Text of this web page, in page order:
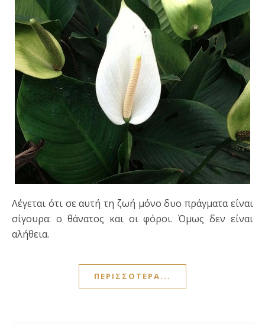
Λέγεται ότι σε αυτή τη ζωή μόνο δυο πράγματα είναι
σίγουρα: ο θάνατος και οι φόροι. Όμως δεν είναι
αλήθεια.
ΠΕΡΙΣΣΌΤΕΡΑ...